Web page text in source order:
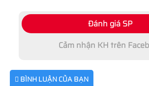
Đánh giá SP
Cảm nhận KH trên
BÌNH LUẬN CỦA BẠN